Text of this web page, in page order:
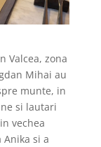
Valcea, zona
Mihai au
munte, in
si lautari
vechea
si a